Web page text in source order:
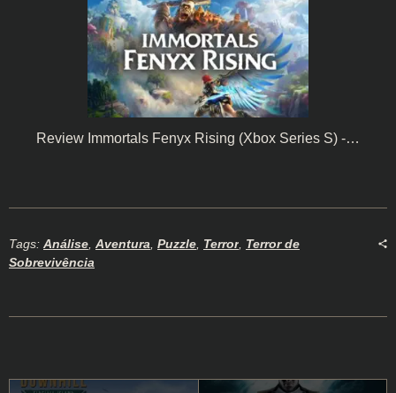
Review Immortals Fenyx Rising (Xbox Series S) -…
Tags: Análise Aventura Puzzle Terror Terror de
Sobrevivência